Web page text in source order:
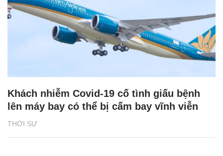
THỜI SỰ
Khách nhiễm Covid-19 cố tình giấu bệnh
lên máy bay có thể bị cấm bay vĩnh viễn